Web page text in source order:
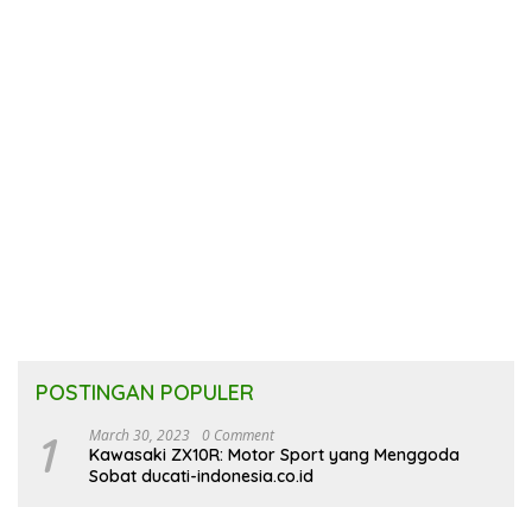
POSTINGAN POPULER
1 March 30, 2023 0 Comment
Kawasaki ZX10R: Motor Sport yang Menggoda
Sobat ducati-indonesia.co.id